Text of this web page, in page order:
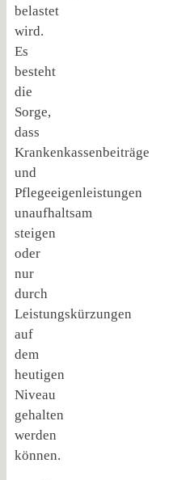
belastet
wird.
Es
besteht
die
Sorge,
dass
Krankenkassenbeiträge
und
Pflegeeigenleistungen
unaufhaltsam
steigen
oder
nur
durch
Leistungskürzungen
auf
dem
heutigen
Niveau
gehalten
werden
können.